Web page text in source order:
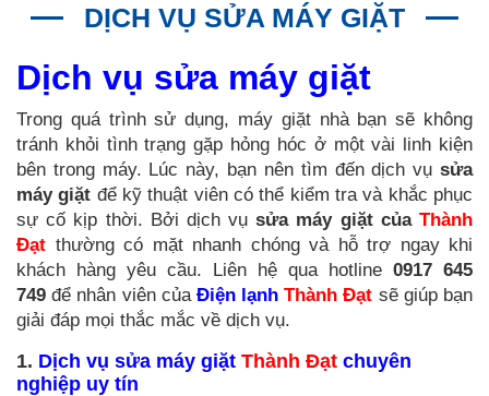
DỊCH VỤ SỬA MÁY GIẶT
Dịch vụ sửa máy giặt
Trong quá trình sử dụng, máy giặt nhà bạn sẽ không
tránh khỏi tình trạng gặp hỏng hóc ở một vài linh kiện
bên trong máy. Lúc này, bạn nên tìm đến dịch vụ sửa
máy giặt để kỹ thuật viên có thể kiểm tra và khắc phục
sự cố kịp thời. Bởi dịch vụsửa máy giặt củaThành
Đạt thường có mặt nhanh chóng và hỗ trợ ngay khi
khách hàng yêu cầu. Liên hệ qua hotline 0917 645
749 để nhân viên của Điện lạnh Thành Đạt sẽ giúp bạn
giải đáp mọi thắc mắc về dịch vụ.
1. Dịch vụ sửa máy giặt Thành Đạt chuyên
nghiệp uy tín